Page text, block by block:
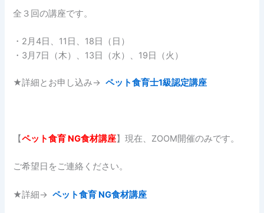
全３回の講座です。
・2月4日、11日、18日（日）
・3月7日（木）、13日（水）、19日（火）
★詳細とお申し込み→ペット食育士1級認定講座
【ペット食育 NG食材講座】現在、ZOOM開催のみです。
ご希望日をご連絡ください。
★詳細→ペット食育 NG食材講座